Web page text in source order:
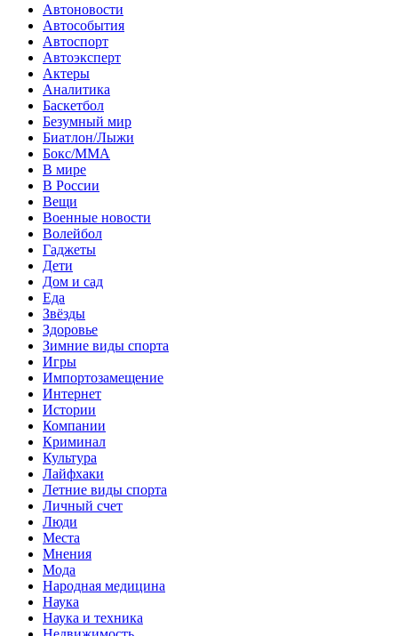
Автоновости
Автособытия
Автоспорт
Автоэксперт
Актеры
Аналитика
Баскетбол
Безумный мир
Биатлон/Лыжи
Бокс/MMA
В мире
В России
Вещи
Военные новости
Волейбол
Гаджеты
Дети
Дом и сад
Еда
Звёзды
Здоровье
Зимние виды спорта
Игры
Импортозамещение
Интернет
Истории
Компании
Криминал
Культура
Лайфхаки
Летние виды спорта
Личный счет
Люди
Места
Мнения
Мода
Народная медицина
Наука
Наука и техника